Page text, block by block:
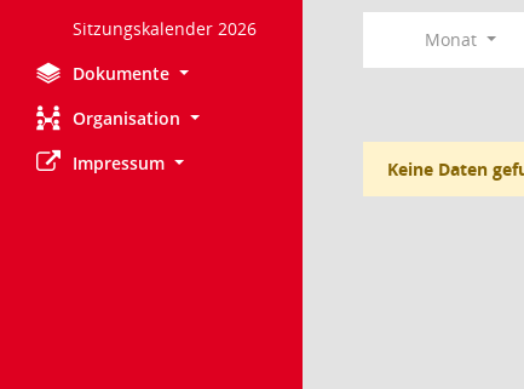
Sitzungskalender 2026
Dokumente
Organisation
Impressum
Monat
Keine Daten